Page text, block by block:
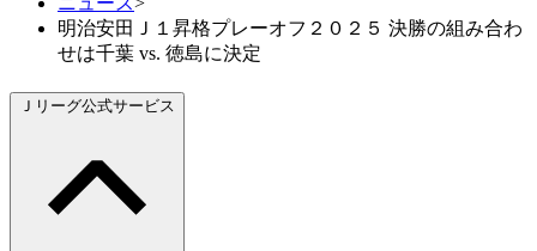
明治安田Ｊ１昇格プレーオフ２０２５ 決勝の組み合わ
せは千葉 vs. 徳島に決定
Ｊリーグ公式サービス